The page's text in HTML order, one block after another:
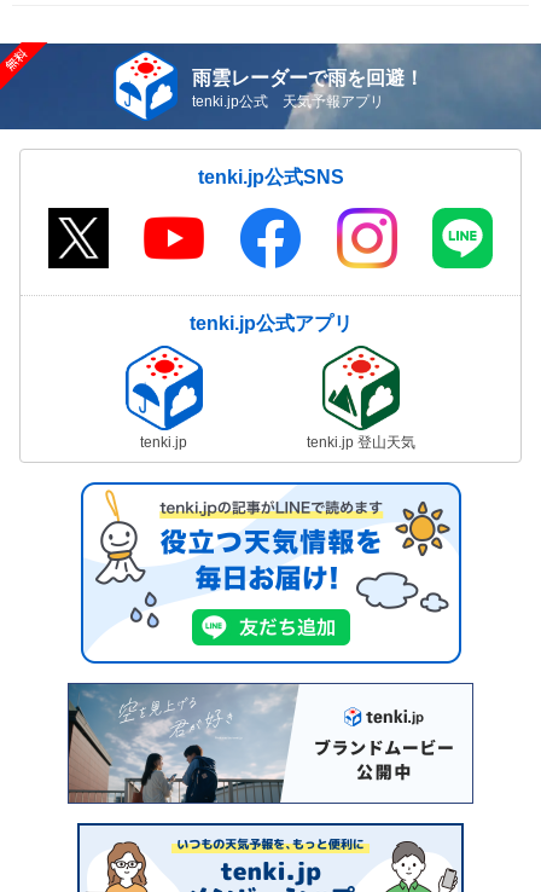
雨雲レーダーで雨を回避！
tenki.jp公式 天気予報アプリ
tenki.jp公式SNS
tenki.jp公式アプリ
tenki.jp tenki.jp 登山天気